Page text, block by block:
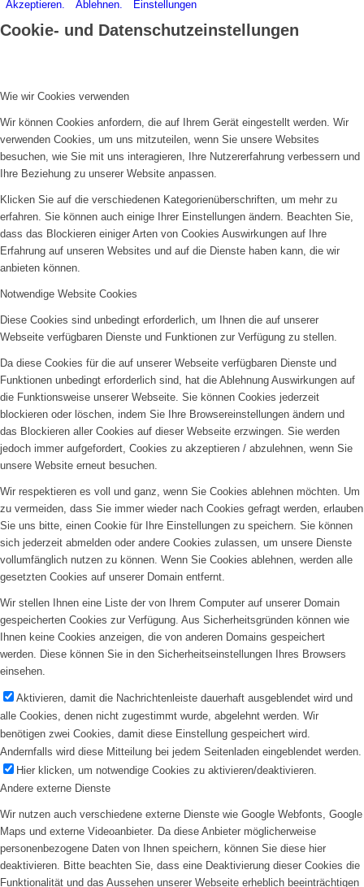
Akzeptieren. Ablehnen. Einstellungen
Cookie- und Datenschutzeinstellungen
Wie wir Cookies verwenden
Wir können Cookies anfordern, die auf Ihrem Gerät eingestellt werden. Wir
verwenden Cookies, um uns mitzuteilen, wenn Sie unsere Websites
besuchen, wie Sie mit uns interagieren, Ihre Nutzererfahrung verbessern und
Ihre Beziehung zu unserer Website anpassen.
Klicken Sie auf die verschiedenen Kategorienüberschriften, um mehr zu
erfahren. Sie können auch einige Ihrer Einstellungen ändern. Beachten Sie,
dass das Blockieren einiger Arten von Cookies Auswirkungen auf Ihre
Erfahrung auf unseren Websites und auf die Dienste haben kann, die wir
anbieten können.
Notwendige Website Cookies
Diese Cookies sind unbedingt erforderlich, um Ihnen die auf unserer
Webseite verfügbaren Dienste und Funktionen zur Verfügung zu stellen.
Da diese Cookies für die auf unserer Webseite verfügbaren Dienste und
Funktionen unbedingt erforderlich sind, hat die Ablehnung Auswirkungen auf
die Funktionsweise unserer Webseite. Sie können Cookies jederzeit
blockieren oder löschen, indem Sie Ihre Browsereinstellungen ändern und
das Blockieren aller Cookies auf dieser Webseite erzwingen. Sie werden
jedoch immer aufgefordert, Cookies zu akzeptieren / abzulehnen, wenn Sie
unsere Website erneut besuchen.
Wir respektieren es voll und ganz, wenn Sie Cookies ablehnen möchten. Um
zu vermeiden, dass Sie immer wieder nach Cookies gefragt werden, erlauben
Sie uns bitte, einen Cookie für Ihre Einstellungen zu speichern. Sie können
sich jederzeit abmelden oder andere Cookies zulassen, um unsere Dienste
vollumfänglich nutzen zu können. Wenn Sie Cookies ablehnen, werden alle
gesetzten Cookies auf unserer Domain entfernt.
Wir stellen Ihnen eine Liste der von Ihrem Computer auf unserer Domain
gespeicherten Cookies zur Verfügung. Aus Sicherheitsgründen können wie
Ihnen keine Cookies anzeigen, die von anderen Domains gespeichert
werden. Diese können Sie in den Sicherheitseinstellungen Ihres Browsers
einsehen.
Aktivieren, damit die Nachrichtenleiste dauerhaft ausgeblendet wird und
alle Cookies, denen nicht zugestimmt wurde, abgelehnt werden. Wir
benötigen zwei Cookies, damit diese Einstellung gespeichert wird.
Andernfalls wird diese Mitteilung bei jedem Seitenladen eingeblendet werden.
Hier klicken, um notwendige Cookies zu aktivieren/deaktivieren.
Andere externe Dienste
Wir nutzen auch verschiedene externe Dienste wie Google Webfonts, Google
Maps und externe Videoanbieter. Da diese Anbieter möglicherweise
personenbezogene Daten von Ihnen speichern, können Sie diese hier
deaktivieren. Bitte beachten Sie, dass eine Deaktivierung dieser Cookies die
Funktionalität und das Aussehen unserer Webseite erheblich beeinträchtigen